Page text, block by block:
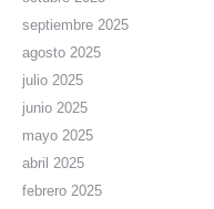
septiembre 2025
agosto 2025
julio 2025
junio 2025
mayo 2025
abril 2025
febrero 2025